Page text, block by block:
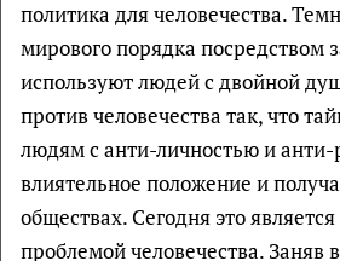
политика для человечества.
мирового порядка посредством
используют людей с двойной
против человечества так, что
людям с анти-личностью и
влиятельное положение и
обществах. Сегодня это
проблемой человечества. Заняв